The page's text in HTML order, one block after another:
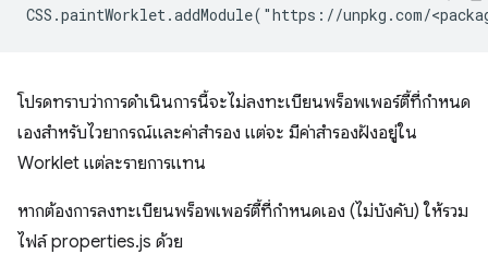
โปรดทราบว่าการดำเนินการนี้จะไม่ลงทะเบียนพร็อพเพอร์ตี้ที่กำหนด
เองสำหรับไวยากรณ์และค่าสำรอง แต่จะ มีค่าสำรองฝังอยู่ใน
Worklet แต่ละรายการแทน
หากต้องการลงทะเบียนพร็อพเพอร์ตี้ที่กำหนดเอง (ไม่บังคับ) ให้รวม
ไฟล์ properties.js ด้วย